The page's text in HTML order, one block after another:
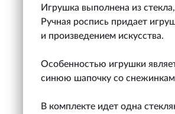
Игрушка выполнена из
Ручная роспись придает
и произведением искусства.
Особенностью игрушки
синюю шапочку со
В комплекте идет одна